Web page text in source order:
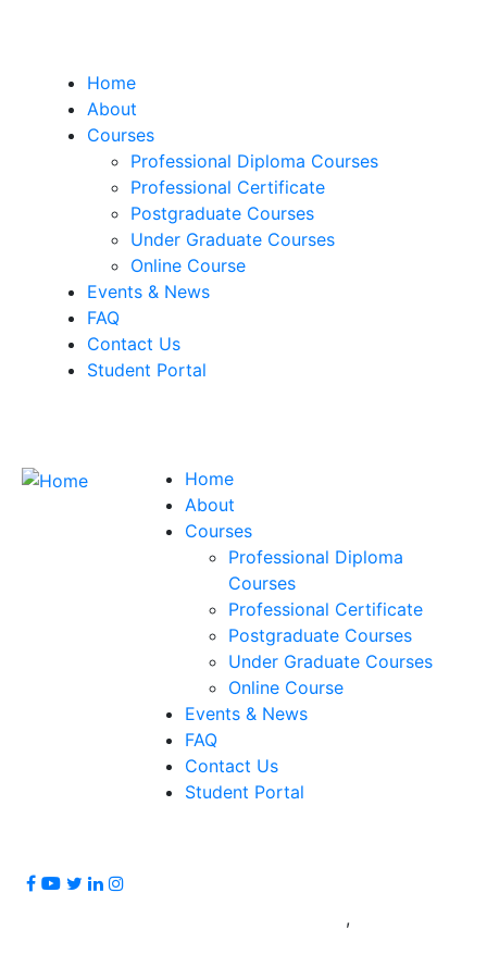
Home
About
Courses
Professional Diploma Courses
Professional Certificate
Postgraduate Courses
Under Graduate Courses
Online Course
Events & News
FAQ
Contact Us
Student Portal
Home
About
Courses
Professional Diploma
Courses
Professional Certificate
Postgraduate Courses
Under Graduate Courses
Online Course
Events & News
FAQ
Contact Us
Student Portal
,